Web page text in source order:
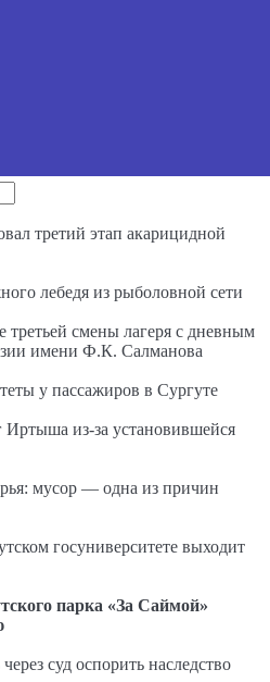
третий этап акарицидной
лебедя из рыболовной сети
смены лагеря с дневным
имени Ф.К. Салманова
у пассажиров в Сургуте
из-за установившейся
мусор — одна из причин
госуниверситете выходит
парка «За Саймой»
суд оспорить наследство